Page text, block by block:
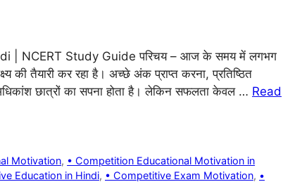
| NCERT Study Guide परिचय – आज के समय में लगभग
की तैयारी कर रहा है। अच्छे अंक प्राप्त करना, प्रतिष्ठित
छात्रों का सपना होता है। लेकिन सफलता केवल … Read
Motivation, • Competition Educational Motivation in
Education in Hindi, • Competitive Exam Motivation, •